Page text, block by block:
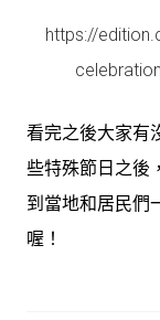
https://
看完之後大家有
些特殊節日之後
到當地和居民們
喔！